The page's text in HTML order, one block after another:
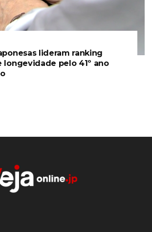
lideram ranking
longevidade pelo 41º ano